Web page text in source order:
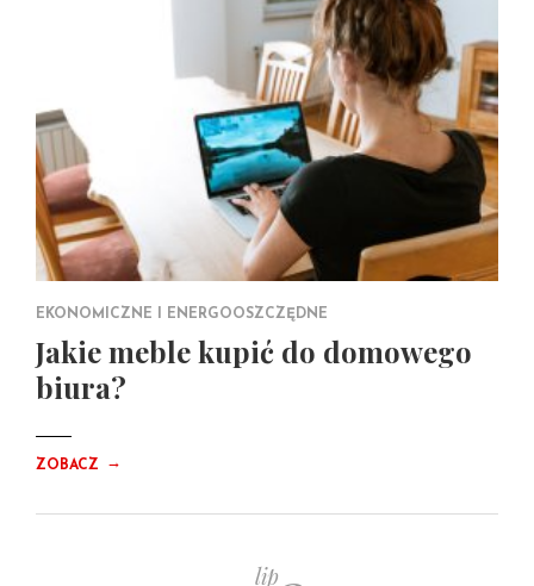
EKONOMICZNE I ENERGOOSZCZĘDNE
Jakie meble kupić do domowego
biura?
ZOBACZ →
lip